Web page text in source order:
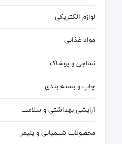
لوازم الکتریکی
مواد غذایی
نساجی و پوشاک
چاپ و بسته بندی
آرایشی بهداشتی و سلامت
محصولات شیمیایی و پلیمر